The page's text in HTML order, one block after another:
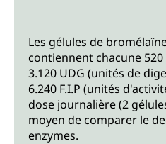
Les gélules de
contiennent chacune
3.120 UDG (unités de
6.240 F.I.P (unités
dose journalière (2
moyen de comparer le
enzymes.